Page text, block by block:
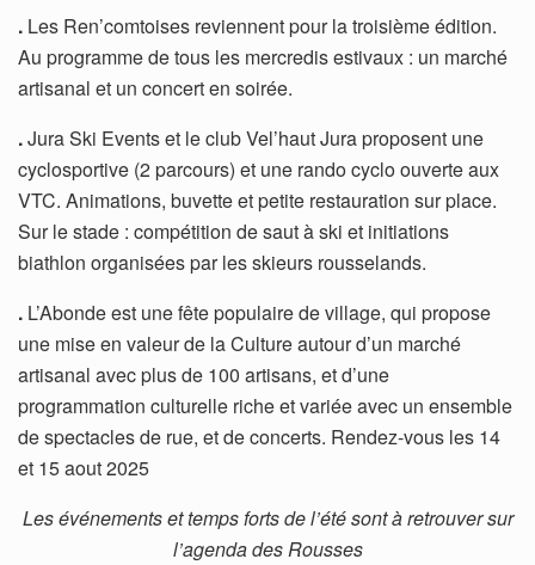
. Les Ren’comtoises reviennent pour la troisième édition.
Au programme de tous les mercredis estivaux : un marché
artisanal et un concert en soirée.
.Jura Ski Events et le club Vel’haut Jura proposent une
cyclosportive (2 parcours) et une rando cyclo ouverte aux
VTC. Animations, buvette et petite restauration sur place.
Sur le stade : compétition de saut à ski et initiations
biathlon organisées par les skieurs rousselands.
. L’Abonde est une fête populaire de village, qui propose
une mise en valeur de la Culture autour d’un marché
artisanal avec plus de 100 artisans, et d’une
programmation culturelle riche et variée avec un ensemble
de spectacles de rue, et de concerts. Rendez-vous les 14
et 15 aout 2025
Les événements et temps forts de l’été sont à retrouver sur
l’agenda des Rousses